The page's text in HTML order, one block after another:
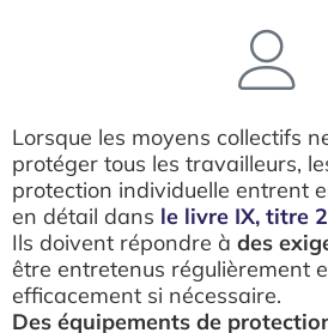
Lorsque les moyens collectifs
protéger tous les travailleurs,
protection individuelle entrent
en détail dans le livre IX, titre
Ils doivent répondre à des
être entretenus régulièrement
efficacement si nécessaire.
Des équipements de